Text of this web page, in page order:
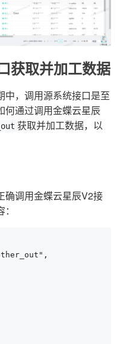
获取并加工数据
中，调用源系统接口是至
何通过调用金蝶云星辰
获取并加工数据，以
确调用金蝶云星辰V2接